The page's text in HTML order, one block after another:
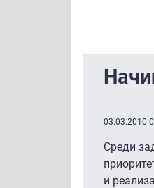
03.03.2010
Среди
и